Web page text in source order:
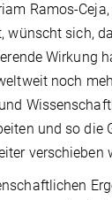
Ramos-
wünscht sich,
Wirkung
noch
und so die
verschieben